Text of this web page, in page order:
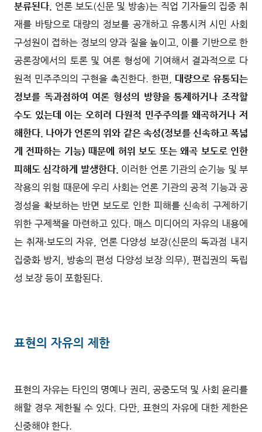
분류된다. 언론 보도(신문 및 방송)는 직업 기자들의 집중 취
재를 바탕으로 대량의 정보를 공개하고 유통시켜 시민 사회
구성원이 접하는 정보의 양과 질을 높이고, 이를 기반으로 한
공론장에서의 토론 및 여론 형성에 기여해서 결과적으로 다
원적 민주주의의 구현을 촉진한다. 한편, 대량으로 유통되는
정보를 독과점하여 여론 형성의 방향을 통제하거나 조작할
수도 있는데 이는 오히려 다원적 민주주의를 왜곡하거나 저
해한다. 나아가 언론의 위와 같은 속성(정보를 신속하고 폭넓
게 전파하는 기능) 때문에 허위 보도 또는 왜곡 보도로 인한
피해도 심각하게 발생한다. 이러한 언론 기관의 순기능 및 부
작용의 위험 때문에 우리 사회는 언론 기관의 공적 기능과 공
정성을 확보하는 반면 보도로 인한 피해를 신속히 구제하기
위한 구제책을 마련하고 있다. 매스 미디어의 자유의 내용에
는 취재·보도의 자유, 언론 다양성 보장(신문의 독과점 내지
집중화 방지, 방송의 편성 다양성 보장 의무), 편집권의 독립
성 보장 등이 포함된다.
표현의 자유의 제한
표현의 자유는 타인의 명예나 권리, 공중도덕 및 사회 윤리를
해할 경우 제한될 수 있다. 다만, 표현의 자유에 대한 제한은
신중해야 한다.